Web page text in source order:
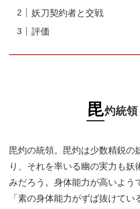
妖刀契約者と交戦
評価
毘灼統領
毘灼の統領。毘灼は少数精鋭の
り、それを率いる幽の実力も妖
みだろう。身体能力が高いよう
「素の身体能力がずば抜けてい